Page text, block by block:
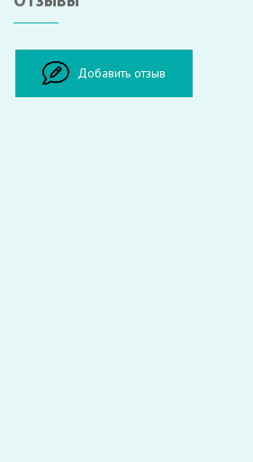
Добавить отзыв
Оставить отзыв